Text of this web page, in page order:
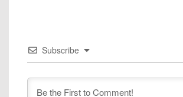
Subscribe